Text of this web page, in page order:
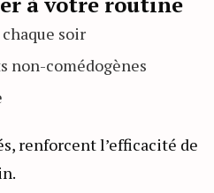
soir
non-comédogènes
renforcent l’efficacité de